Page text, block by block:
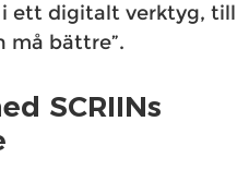
i ett digitalt verktyg, till
må bättre”.
SCRIINs